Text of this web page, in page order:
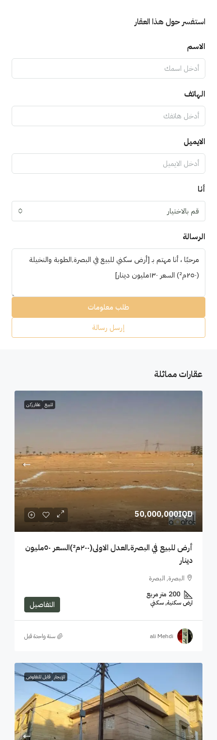
استفسر حول هذا العقار
الاسم
الهاتف
الايميل
أنا
قم بالاختيار
الرسالة
طلب معلومات
إرسل رسالة
عقارات مماثلة
للبيع عقار ركن
50,000,000IQD
أرض للبيع في البصرة٬العدل الاولى(٢٠٠م²)السعر ٥٠مليون
دينار
البصرة, البصرة
200 متر مربع
ارض سكنية, سكني التفاصيل
ali Mehdi ‏سنة واحدة قبل
للإيجار قابل للتفاوض